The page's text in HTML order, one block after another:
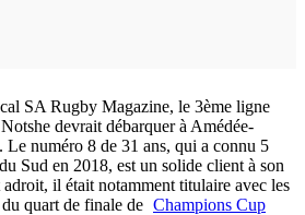
SA Rugby Magazine, le 3ème ligne
devrait débarquer à Amédée-
Le numéro 8 de 31 ans, qui a connu 5
Sud en 2018, est un solide client à son
il était notamment titulaire avec les
quart de finale de Champions Cup